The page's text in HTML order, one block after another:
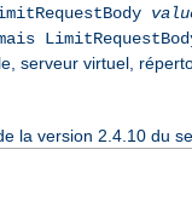
serveur virtuel,
la version 2.4.10 du